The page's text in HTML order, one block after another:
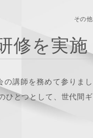
その他
修を実施
講師を務めて参りまし
ひとつとして、世代間ギ